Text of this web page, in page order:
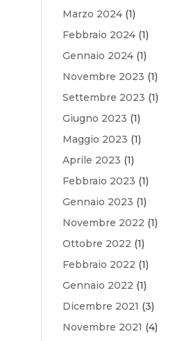
Marzo 2024 (1)
Febbraio 2024 (1)
Gennaio 2024 (1)
Novembre 2023 (1)
Settembre 2023 (1)
Giugno 2023 (1)
Maggio 2023 (1)
Aprile 2023 (1)
Febbraio 2023 (1)
Gennaio 2023 (1)
Novembre 2022 (1)
Ottobre 2022 (1)
Febbraio 2022 (1)
Gennaio 2022 (1)
Dicembre 2021 (3)
Novembre 2021 (4)